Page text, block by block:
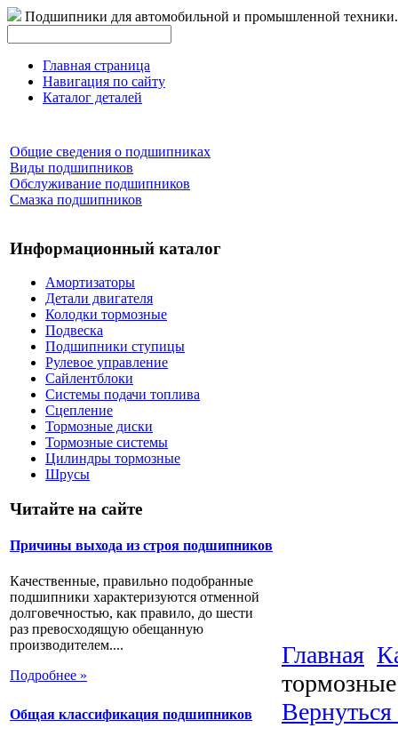
Подшипники для автомобильной и промышленной техники.
Главная страница
Навигация по сайту
Каталог деталей
Общие сведения о подшипниках
Виды подшипников
Обслуживание подшипников
Смазка подшипников
Информационный каталог
Амортизаторы
Детали двигателя
Колодки тормозные
Подвеска
Подшипники ступицы
Рулевое управление
Сайлентблоки
Системы подачи топлива
Сцепление
Тормозные диски
Тормозные системы
Цилиндры тормозные
Шрусы
Читайте на сайте
Причины выхода из строя подшипников
Качественные, правильно подобранные
подшипники характеризуются отменной
долговечностью, как правило, до шести
раз превосходящую обещанную
производителем....
Подробнее »
Общая классификация подшипников
Главная